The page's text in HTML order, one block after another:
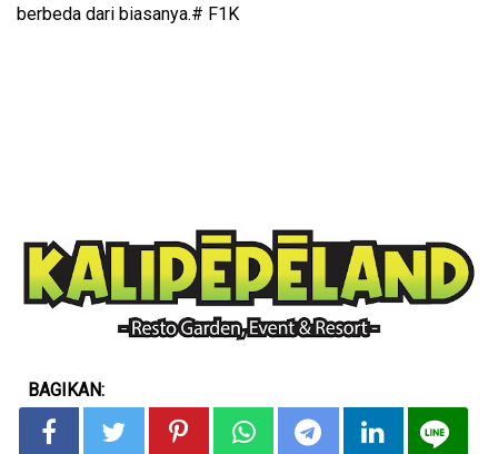
berbeda dari biasanya.# F1K
BAGIKAN: